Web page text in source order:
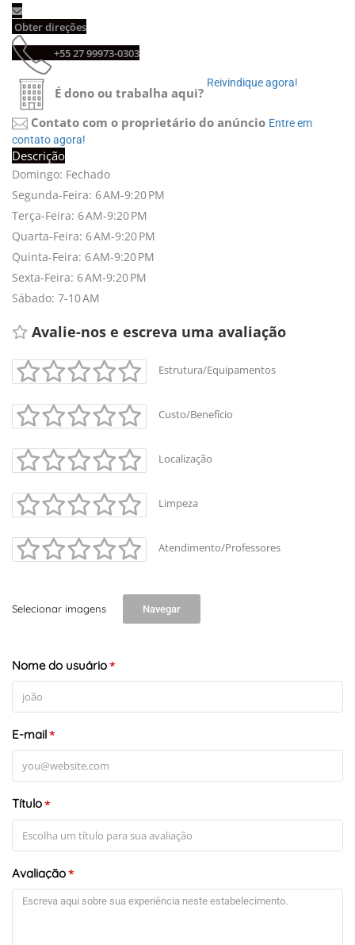
Obter direções
+55 27 99973-0303
É dono ou trabalha aqui?
Reivindique agora!
Contato com o proprietário do anúncio Entre em
contato agora!
Descrição
Domingo: Fechado
Segunda-Feira: 6 AM-9:20 PM
Terça-Feira: 6 AM-9:20 PM
Quarta-Feira: 6 AM-9:20 PM
Quinta-Feira: 6 AM-9:20 PM
Sexta-Feira: 6 AM-9:20 PM
Sábado: 7-10 AM
Avalie-nos e escreva uma avaliação
Estrutura/Equipamentos
Custo/Benefício
Localização
Limpeza
Atendimento/Professores
Selecionar imagens Navegar
Nome do usuário*
E-mail*
Título*
Avaliação*